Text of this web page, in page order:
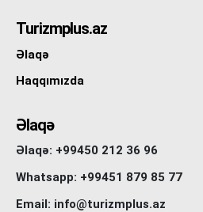
Turizmplus.az
Əlaqə
Haqqımızda
Əlaqə
Əlaqə: +99450 212 36 96
Whatsapp: +99451 879 85 77
Email: info@turizmplus.az